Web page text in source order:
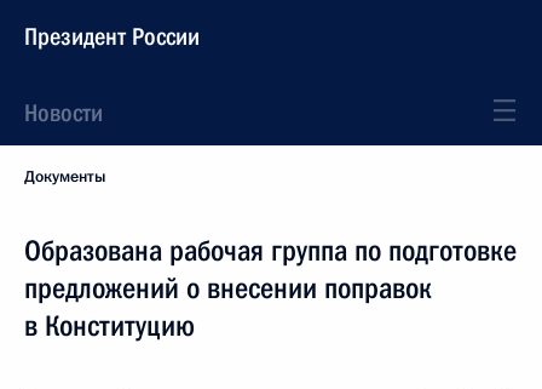
Президент России
Новости
Документы
Образована рабочая группа по подготовке
предложений о внесении поправок
в Конституцию